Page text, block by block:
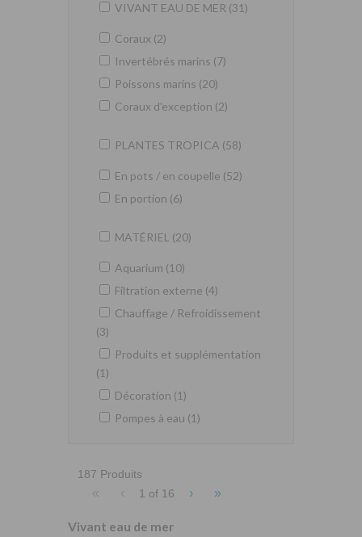
VIVANT EAU DE MER (31)
Coraux (2)
Invertébrés marins (7)
Poissons marins (20)
Coraux d'exception (2)
PLANTES TROPICA (58)
En pots / en coupelle (52)
En portion (6)
MATÉRIEL (20)
Aquarium (10)
Filtration externe (4)
Chauffage / Refroidissement
(3)
Produits et supplémentation
(1)
Décoration (1)
Pompes à eau (1)
187 Produits
« ‹ 1 of 16 › »
Vivant eau de mer